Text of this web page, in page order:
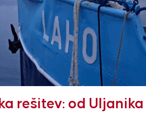
rešitev: od